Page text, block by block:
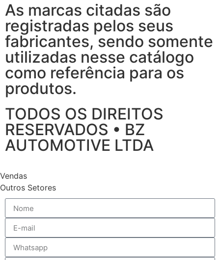
As marcas citadas são
registradas pelos seus
fabricantes, sendo somente
utilizadas nesse catálogo
como referência para os
produtos.
TODOS OS DIREITOS
RESERVADOS • BZ
AUTOMOTIVE LTDA
Vendas
Outros Setores